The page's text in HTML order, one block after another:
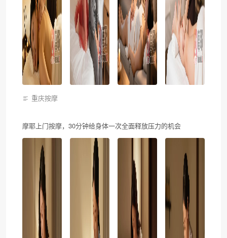
重庆按摩
摩耶上门按摩，30分钟给身体一次全面释放压力的机会